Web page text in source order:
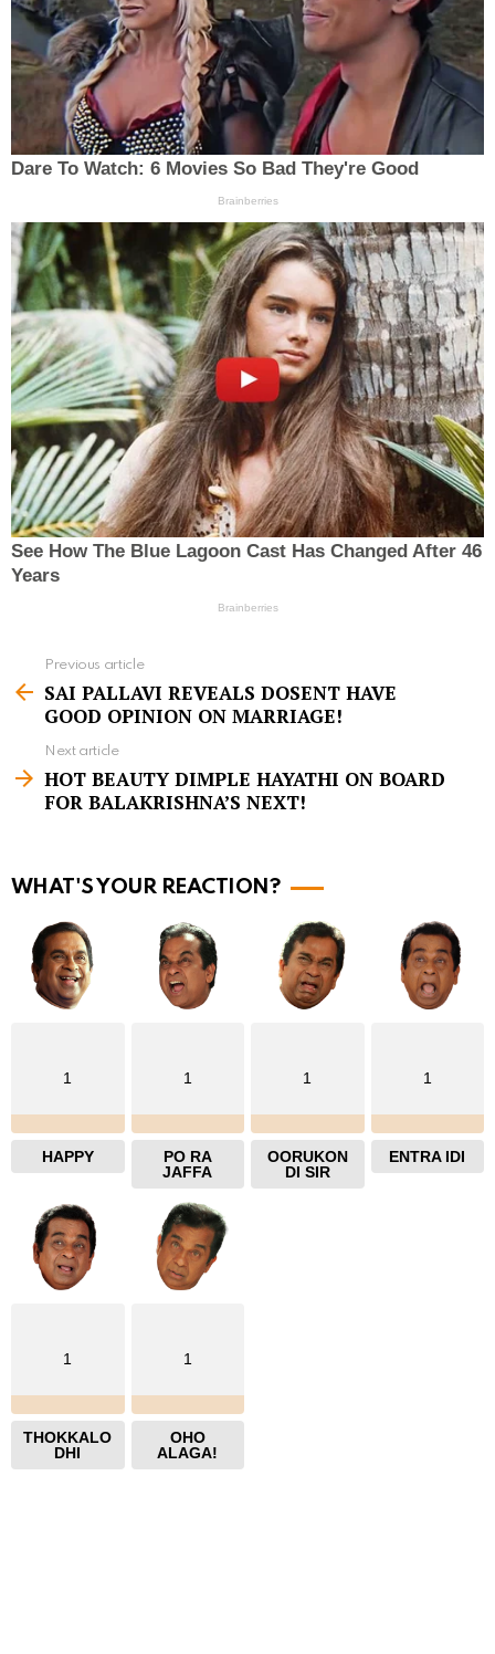
e
m
e
Previous article
SAI PALLAVI REVEALS DOSENT HAVE
GOOD OPINION ON MARRIAGE!
Next article
HOT BEAUTY DIMPLE HAYATHI ON BOARD
FOR BALAKRISHNA’S NEXT!
WHAT'S YOUR REACTION?
1
HAPPY
1
PO RA
JAFFA
1
OORUKON
DI SIR
1
ENTRA IDI
1
THOKKALO
DHI
1
OHO
ALAGA!